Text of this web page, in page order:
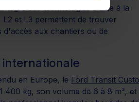
des technologies d'aide à la
L2 et L3 permettent de trouver
aux chantiers ou de
en Europe, le Ford Transit
400 kg, son volume de 6 à 8 m³, et